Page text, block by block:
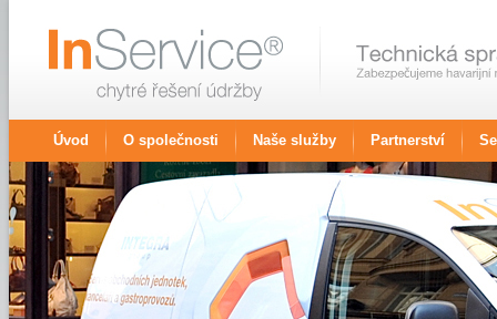
Úvod O společnosti Naše služby Partnerství